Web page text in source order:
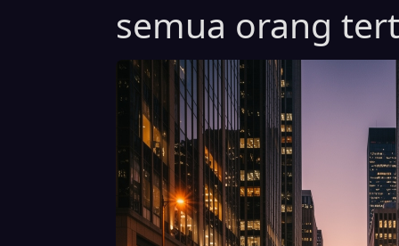
semua orang